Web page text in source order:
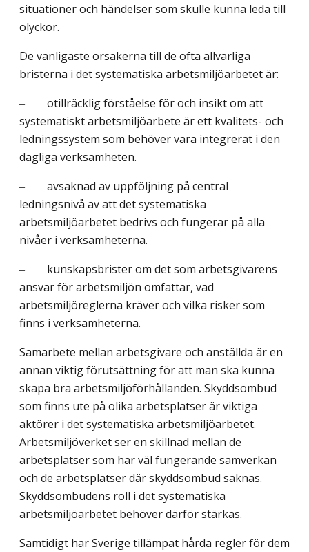
situationer och händelser som skulle kunna leda till
olyckor.
De vanligaste orsakerna till de ofta allvarliga
bristerna i det systematiska arbetsmiljö­arbetet är:
‒ otillräcklig förståelse för och insikt om att
systematiskt arbetsmiljöarbete är ett kvalitets- och
ledningssystem som behöver vara integrerat i den
dagliga verksamheten.
‒ avsaknad av uppföljning på central
ledningsnivå av att det systematiska
arbetsmiljöarbetet bedrivs och fungerar på alla
nivåer i verksamheterna.
‒ kunskapsbrister om det som arbetsgivarens
ansvar för arbetsmiljön omfattar, vad
arbetsmiljöreglerna kräver och vilka risker som
finns i verksamheterna.
Samarbete mellan arbetsgivare och anställda är en
annan viktig förutsättning för att man ska kunna
skapa bra arbetsmiljöförhållanden. Skyddsombud
som finns ute på olika arbetsplatser är viktiga
aktörer i det systematiska arbetsmiljöarbetet.
Arbetsmiljöverket ser en skillnad mellan de
arbetsplatser som har väl fungerande samverkan
och de arbets­platser där skyddsombud saknas.
Skyddsombudens roll i det systematiska
arbetsmiljö­arbetet behöver därför stärkas.
Samtidigt har Sverige tillämpat hårda regler för dem